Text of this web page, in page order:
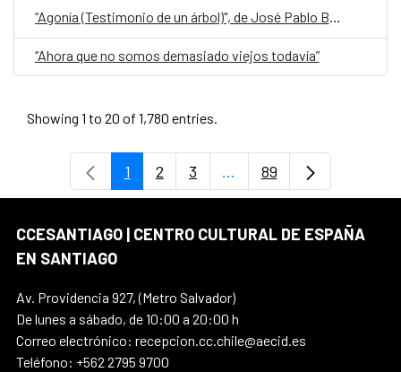
“Agonía (Testimonio de un árbol)", de José Pablo Bejarano, representa a Guatemala en la quinta edición de Cuentos en Red
“Ahora que no somos demasiado viejos todavía”
Showing 1 to 20 of 1,780 entries.
Page
1 Page
2 Page
3 ...Intermediate Pages Use
Page
89
CCESANTIAGO | CENTRO CULTURAL DE ESPAÑA
EN SANTIAGO
Av. Providencia 927, (Metro Salvador)
De lunes a sábado, de 10:00 a 20:00 h
Correo electrónico: recepcion.cc.chile@aecid.es
Teléfono: +562 2795 9700